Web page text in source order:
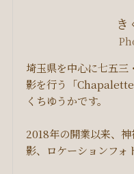
き
埼玉県を中心に七五三
影を行う「
くちゆうかです。
2018年の開業以来、
影、ロケーションフォ